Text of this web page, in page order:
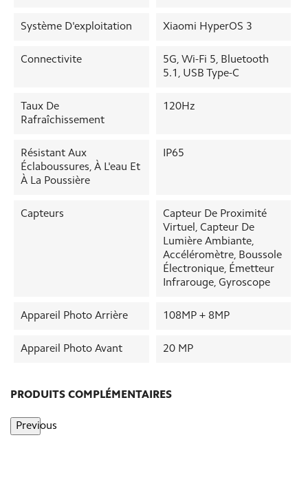
Système D'exploitation Xiaomi HyperOS 3
Connectivite
5G, Wi-Fi 5, Bluetooth
5.1, USB Type-C
Taux De
Rafraîchissement
120Hz
Résistant Aux
Éclaboussures, À L'eau Et
À La Poussière
IP65
Capteurs
Capteur De Proximité
Virtuel, Capteur De
Lumière Ambiante,
Accéléromètre, Boussole
Électronique, Émetteur
Infrarouge, Gyroscope
Appareil Photo Arrière 108MP + 8MP
Appareil Photo Avant 20 MP
PRODUITS COMPLÉMENTAIRES
Previous